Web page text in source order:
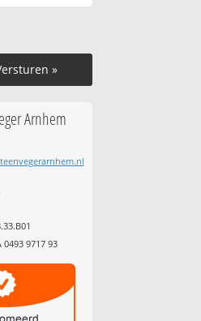
»
Arnhem
0493 9717 93